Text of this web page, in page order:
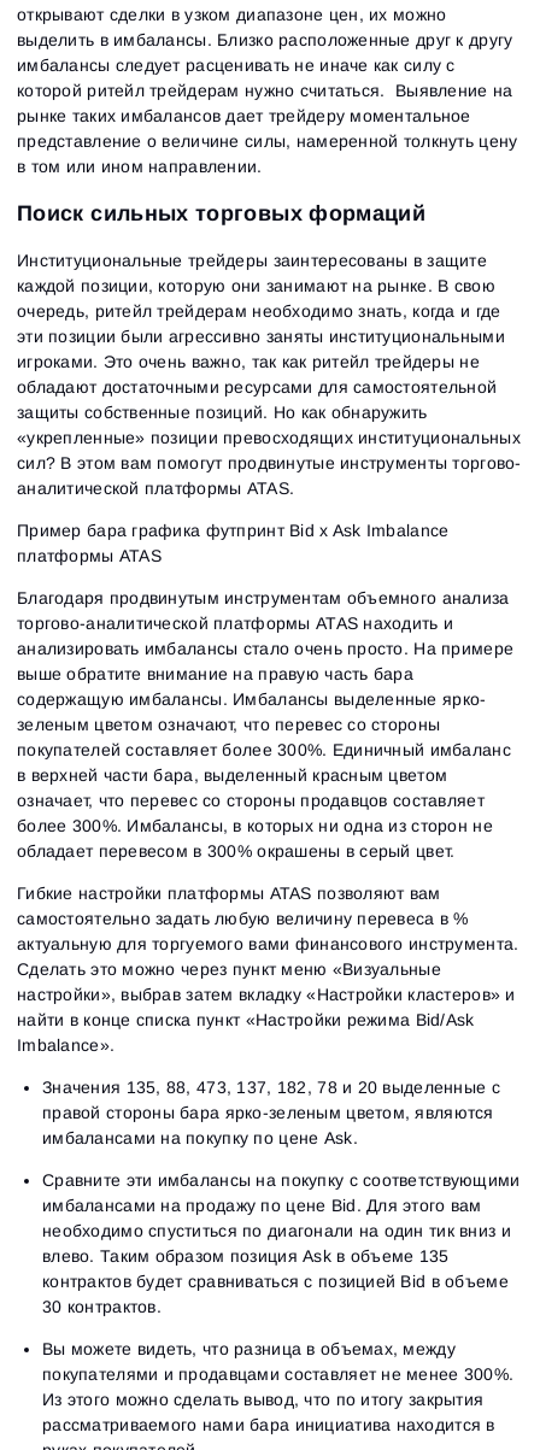
открывают сделки в узком диапазоне цен, их можно
выделить в имбалансы. Близко расположенные друг к другу
имбалансы следует расценивать не иначе как силу с
которой ритейл трейдерам нужно считаться. Выявление на
рынке таких имбалансов дает трейдеру моментальное
представление о величине силы, намеренной толкнуть цену
в том или ином направлении.
Поиск сильных торговых формаций
Институциональные трейдеры заинтересованы в защите
каждой позиции, которую они занимают на рынке. В свою
очередь, ритейл трейдерам необходимо знать, когда и где
эти позиции были агрессивно заняты институциональными
игроками. Это очень важно, так как ритейл трейдеры не
обладают достаточными ресурсами для самостоятельной
защиты собственные позиций. Но как обнаружить
«укрепленные» позиции превосходящих институциональных
сил? В этом вам помогут продвинутые инструменты торгово-
аналитической платформы ATAS.
Пример бара графика футпринт Bid x Ask Imbalance
платформы ATAS
Благодаря продвинутым инструментам объемного анализа
торгово-аналитической платформы ATAS находить и
анализировать имбалансы стало очень просто. На примере
выше обратите внимание на правую часть бара
содержащую имбалансы. Имбалансы выделенные ярко-
зеленым цветом означают, что перевес со стороны
покупателей составляет более 300%. Единичный имбаланс
в верхней части бара, выделенный красным цветом
означает, что перевес со стороны продавцов составляет
более 300%. Имбалансы, в которых ни одна из сторон не
обладает перевесом в 300% окрашены в серый цвет.
Гибкие настройки платформы ATAS позволяют вам
самостоятельно задать любую величину перевеса в %
актуальную для торгуемого вами финансового инструмента.
Сделать это можно через пункт меню «Визуальные
настройки», выбрав затем вкладку «Настройки кластеров» и
найти в конце списка пункт «Настройки режима Bid/Ask
Imbalance».
Значения 135, 88, 473, 137, 182, 78 и 20 выделенные с
правой стороны бара ярко-зеленым цветом, являются
имбалансами на покупку по цене Ask.
Сравните эти имбалансы на покупку с соответствующими
имбалансами на продажу по цене Bid. Для этого вам
необходимо спуститься по диагонали на один тик вниз и
влево. Таким образом позиция Ask в объеме 135
контрактов будет сравниваться с позицией Bid в объеме
30 контрактов.
Вы можете видеть, что разница в объемах, между
покупателями и продавцами составляет не менее 300%.
Из этого можно сделать вывод, что по итогу закрытия
рассматриваемого нами бара инициатива находится в